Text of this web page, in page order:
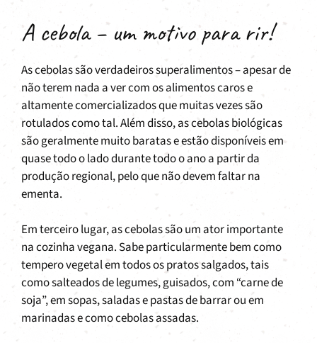
A cebola – um motivo para rir!
As cebolas são verdadeiros superalimentos – apesar de
não terem nada a ver com os alimentos caros e
altamente comercializados que muitas vezes são
rotulados como tal. Além disso, as cebolas biológicas
são geralmente muito baratas e estão disponíveis em
quase todo o lado durante todo o ano a partir da
produção regional, pelo que não devem faltar na
ementa.
Em terceiro lugar, as cebolas são um ator importante
na cozinha vegana. Sabe particularmente bem como
tempero vegetal em todos os pratos salgados, tais
como salteados de legumes, guisados, com “carne de
soja”, em sopas, saladas e pastas de barrar ou em
marinadas e como cebolas assadas.